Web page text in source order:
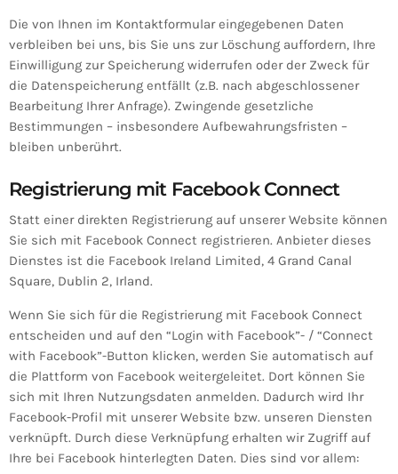
Die von Ihnen im Kontaktformular eingegebenen Daten
verbleiben bei uns, bis Sie uns zur Löschung auffordern, Ihre
Einwilligung zur Speicherung widerrufen oder der Zweck für
die Datenspeicherung entfällt (z.B. nach abgeschlossener
Bearbeitung Ihrer Anfrage). Zwingende gesetzliche
Bestimmungen – insbesondere Aufbewahrungsfristen –
bleiben unberührt.
Registrierung mit Facebook Connect
Statt einer direkten Registrierung auf unserer Website können
Sie sich mit Facebook Connect registrieren. Anbieter dieses
Dienstes ist die Facebook Ireland Limited, 4 Grand Canal
Square, Dublin 2, Irland.
Wenn Sie sich für die Registrierung mit Facebook Connect
entscheiden und auf den “Login with Facebook”- / “Connect
with Facebook”-Button klicken, werden Sie automatisch auf
die Plattform von Facebook weitergeleitet. Dort können Sie
sich mit Ihren Nutzungsdaten anmelden. Dadurch wird Ihr
Facebook-Profil mit unserer Website bzw. unseren Diensten
verknüpft. Durch diese Verknüpfung erhalten wir Zugriff auf
Ihre bei Facebook hinterlegten Daten. Dies sind vor allem: